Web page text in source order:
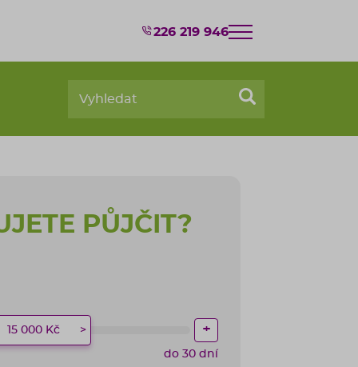
226 219 946
PŮJČIT?
15 000 Kč +
do 30 dní